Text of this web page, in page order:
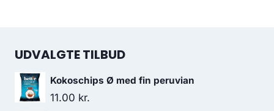
UDVALGTE TILBUD
Kokoschips Ø med fin peruvian
11.00 kr.